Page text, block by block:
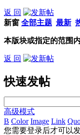
返 回
新窗 全部主题 最新
本版块或指定的范围
返 回
快速发帖
高级模式
B Color Image Link
您需要登录后才可以